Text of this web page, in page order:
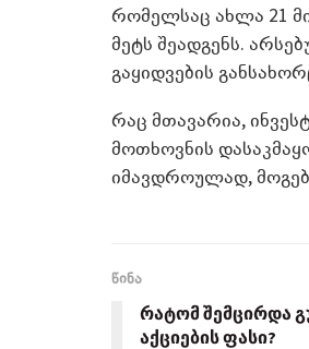
რომელსაც ახლა 21
მეტს შეადგენს.
გაყიდვების
რაც მთავარია,
მოთხოვნის
იმავდროულად,
წინა
რატომ შემცირდა
აქციების ფასი?